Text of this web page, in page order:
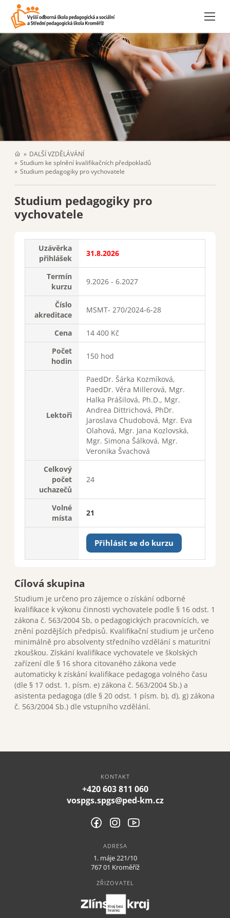
VYŠŠÍ ODBORNÁ ŠKOLA
O škole
Dokumenty
Kontakty
DALŠÍ VZDĚLÁVÁNÍ
Studium ke splnění kvalifikačních předpokladů
Studium pedagogiky pro vychovatele
Studium pedagogiky pro
vychovatele
Uzávěrka
přihlášek
31.8.2026
Termín
kurzu
9.2026 - 6.2027
Číslo
akreditace
MSMT- 270/2024-6-28
Cena
14 400 Kč
Počet
hodin
150 hod
Lektoři
PaedDr. Šárka Kozmíková,
PaedDr. Věra Millerová, Mgr.
Halka Prášilová, Ph.D., Mgr.
Andrea Dittrichová, PhDr.
Jaroslava Chudobová, Mgr. Eva
Olahová, Mgr. Jana Kozlovská,
Mgr. Simona Šálková, Mgr.
Veronika Švachová
Celkový
počet
uchazečů
24
Volné
místa
21
Přihlásit se do kurzu
Cílová skupina
Studium je určeno pro zájemce o získání odborné
kvalifikace k výkonu činnosti vychovatele podle § 16 odst. 1
zákona č. 563/2004 Sb, o pedagogických pracovnících, ve
znění pozdějších předpisů. Kvalifikační studium je určeno
minimálně pro absolventy středního vzdělání s maturitní
zkouškou. Získání kvalifikace vychovatele ve školských
zařízení dle § 16 shora citovaného zákona vede
automaticky k získání kvalifikace pedagoga volného času
(dle § 17 odst. 1, písm. e) zákona č. 563/2004 Sb.) a
asistenta pedagoga (dle § 20 odst. 1 písm. b), d), g) zákona
č. 563/2004 Sb.) dle vstupního vzdělání.
KONTAKT
+420 603 811 060
vospgs.spgs@ped-km.cz
ADRESA
1. máje 221/10
767 01 Kroměříž
ZŘIZOVATEL